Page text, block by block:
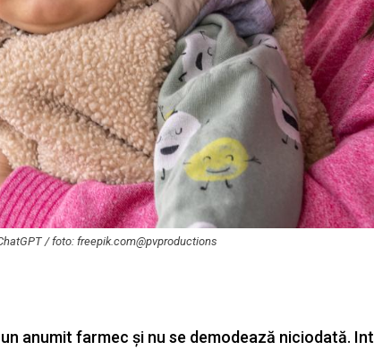
/ foto: freepik.com@pvproductions
anumit farmec și nu se demodează niciodată.